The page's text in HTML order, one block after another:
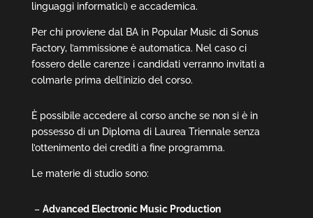
linguaggi informatici) e accademica.
Per chi proviene dal BA in Popular Music di Sonus
Factory, l’ammissione è automatica. Nel caso ci
fossero delle carenze i candidati verranno invitati a
colmarle prima dell’inizio del corso.
È possibile accedere al corso anche se non si è in
possesso di un Diploma di Laurea Triennale senza
l’ottenimento dei crediti a fine programma.
Le materie di studio sono:
– Advanced Electronic Music Production